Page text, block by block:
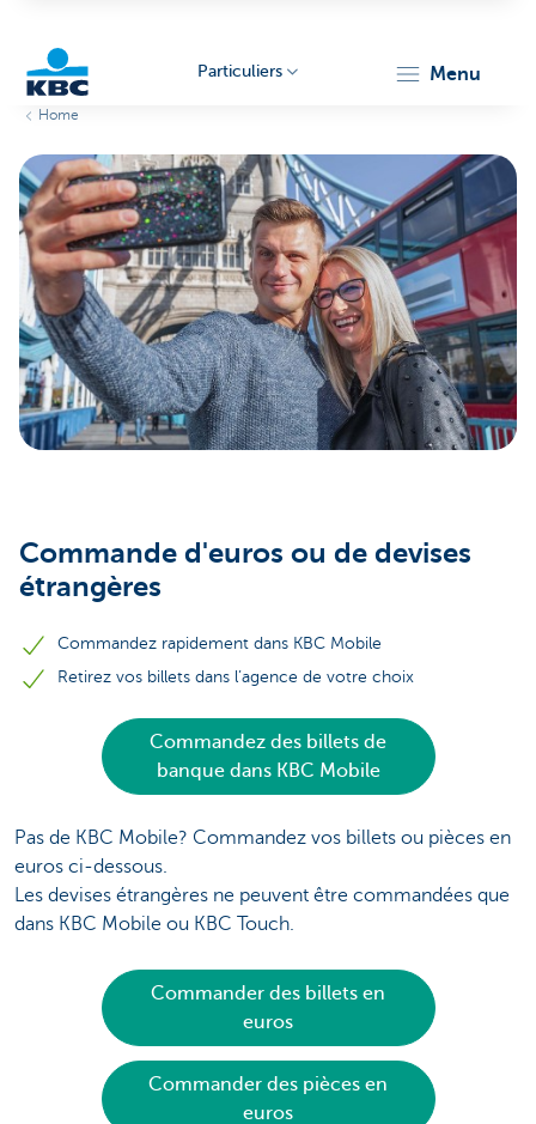
Particuliers menu
Home
Commande d'euros ou de devises
étrangères
Commandez rapidement dans KBC Mobile
Retirez vos billets dans l’agence de votre choix
Commandez des billets de
banque dans KBC Mobile
Pas de KBC Mobile? Commandez vos billets ou pièces en
euros ci-dessous.
Les devises étrangères ne peuvent être commandées que
dans KBC Mobile ou KBC Touch.
Commander des billets en
euros
Commander des pièces en
euros